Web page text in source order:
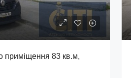
приміщення 83 кв.м,